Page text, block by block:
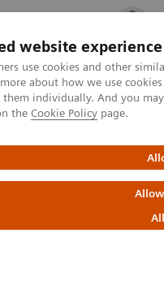
website experience
use cookies and other
about how we use
individually. And you
the Cookie Policy page.
Management